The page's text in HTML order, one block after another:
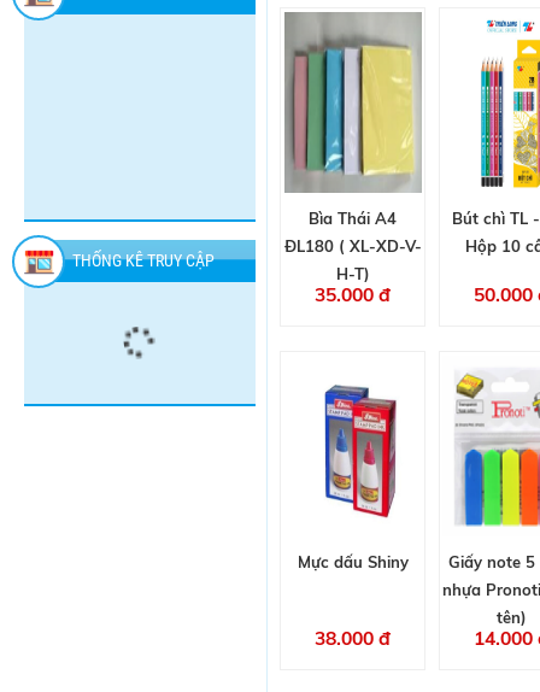
CHAI
THỐNG KÊ TRUY CẬP
Bìa Thái A4
ĐL180 ( XL-XD-V-
H-T)
35.000 đ
Bút chì TL
Hộp 10
50.000
Mực dấu Shiny
38.000 đ
Giấy note 5
nhựa
tên)
14.000